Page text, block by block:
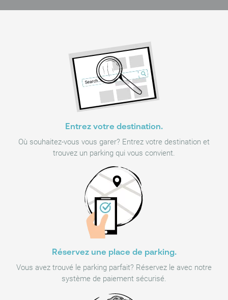
Entrez votre destination.
Où souhaitez-vous vous garer? Entrez votre destination et
trouvez un parking qui vous convient.
Réservez une place de parking.
Vous avez trouvé le parking parfait? Réservez le avec notre
système de paiement sécurisé.